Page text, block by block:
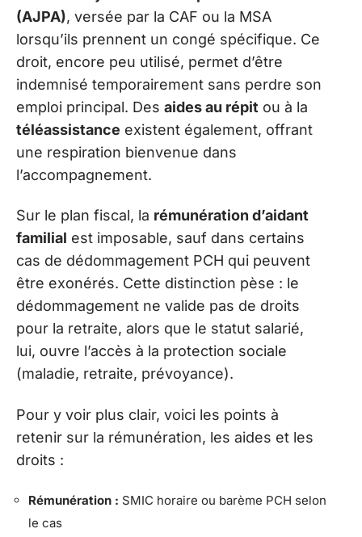
(AJPA), versée par la CAF ou la MSA
lorsqu’ils prennent un congé spécifique. Ce
droit, encore peu utilisé, permet d’être
indemnisé temporairement sans perdre son
emploi principal. Des aides au répit ou à la
téléassistance existent également, offrant
une respiration bienvenue dans
l’accompagnement.
Sur le plan fiscal, la rémunération d’aidant
familial est imposable, sauf dans certains
cas de dédommagement PCH qui peuvent
être exonérés. Cette distinction pèse : le
dédommagement ne valide pas de droits
pour la retraite, alors que le statut salarié,
lui, ouvre l’accès à la protection sociale
(maladie, retraite, prévoyance).
Pour y voir plus clair, voici les points à
retenir sur la rémunération, les aides et les
droits :
Rémunération : SMIC horaire ou barème PCH selon
le cas